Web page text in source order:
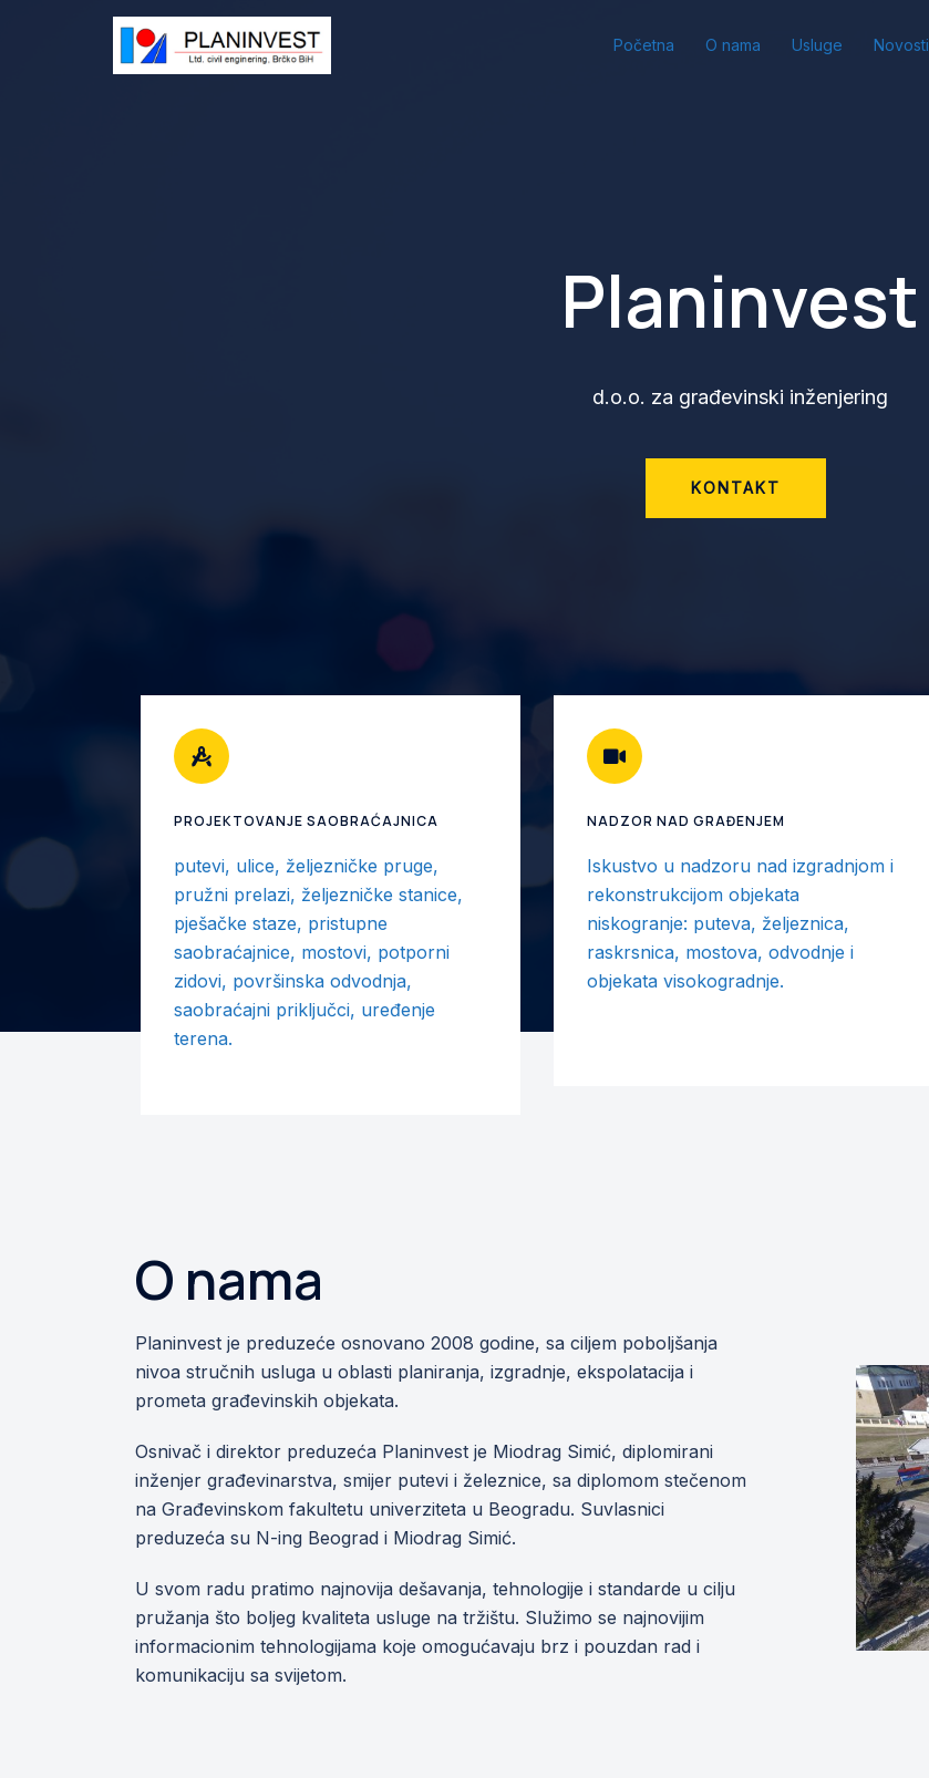
Početna O nama Usluge Novosti
Planinvest
d.o.o. za građevinski inženjering
KONTAKT
PROJEKTOVANJE SAOBRAĆAJNICA
putevi, ulice, željezničke pruge,
pružni prelazi, željezničke stanice,
pješačke staze, pristupne
saobraćajnice, mostovi, potporni
zidovi, površinska odvodnja,
saobraćajni priključci, uređenje
terena.
NADZOR NAD GRAĐENJEM
Iskustvo u nadzoru nad izgradnjom i
rekonstrukcijom objekata
niskogranje: puteva, željeznica,
raskrsnica, mostova, odvodnje i
objekata visokogradnje.
O nama
Planinvest je preduzeće osnovano 2008 godine, sa ciljem poboljšanja
nivoa stručnih usluga u oblasti planiranja, izgradnje, ekspolatacija i
prometa građevinskih objekata.
Osnivač i direktor preduzeća Planinvest je Miodrag Simić, diplomirani
inženjer građevinarstva, smijer putevi i železnice, sa diplomom stečenom
na Građevinskom fakultetu univerziteta u Beogradu. Suvlasnici
preduzeća su N-ing Beograd i Miodrag Simić.
U svom radu pratimo najnovija dešavanja, tehnologije i standarde u cilju
pružanja što boljeg kvaliteta usluge na tržištu. Služimo se najnovijim
informacionim tehnologijama koje omogućavaju brz i pouzdan rad i
komunikaciju sa svijetom.